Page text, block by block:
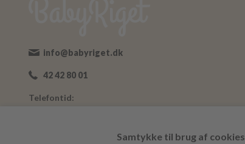
Samtykke til brug af cookies
info@babyriget.dk
42 42 80 01
Telefontid: